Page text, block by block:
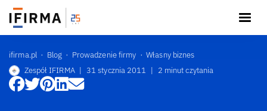
ifirma.pl Blog Prowadzenie firmy
Własny biznes
Zespół IFIRMA | 31 stycznia 2011 | 2 minut czytania